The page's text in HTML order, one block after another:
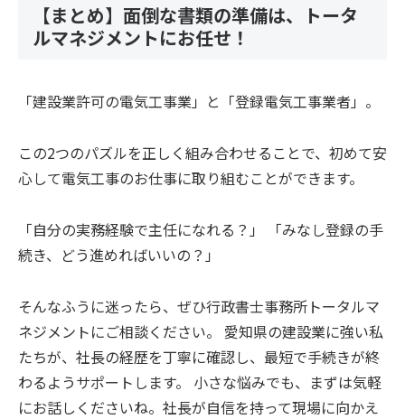
【まとめ】面倒な書類の準備は、トータ
ルマネジメントにお任せ！
「建設業許可の電気工事業」と「登録電気工事業者」。
この2つのパズルを正しく組み合わせることで、初めて安
心して電気工事のお仕事に取り組むことができます。
「自分の実務経験で主任になれる？」 「みなし登録の手
続き、どう進めればいいの？」
そんなふうに迷ったら、ぜひ行政書士事務所トータルマ
ネジメントにご相談ください。 愛知県の建設業に強い私
たちが、社長の経歴を丁寧に確認し、最短で手続きが終
わるようサポートします。 小さな悩みでも、まずは気軽
にお話しくださいね。社長が自信を持って現場に向かえ